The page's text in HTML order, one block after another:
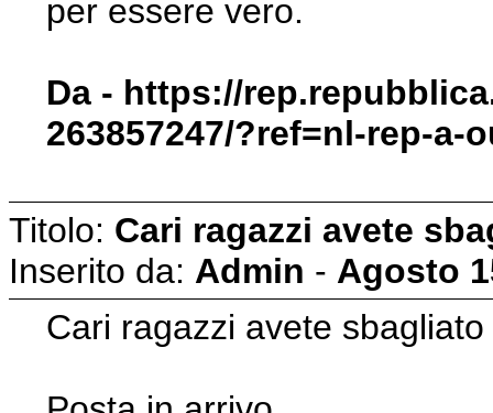
per essere vero.
Da - https://
263857247/?ref=nl-rep-a-
Titolo: Cari ragazzi avete
Inserito da: Admin - Agosto
Cari ragazzi avete